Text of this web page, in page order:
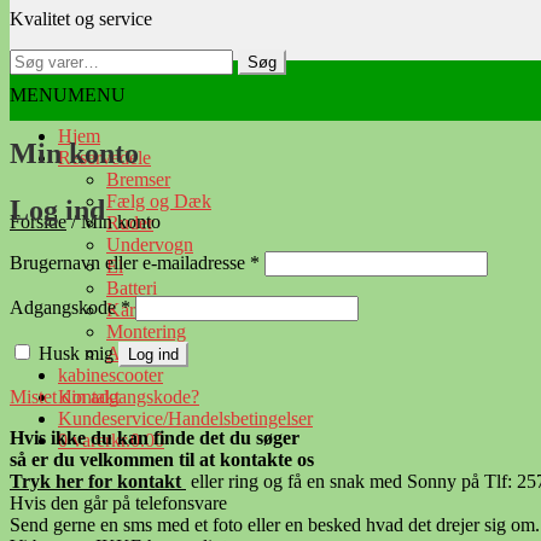
navigation
indhold
Kvalitet og service
Søg
efter:
Søg
MENUMENU
Hjem
Reservedele
Bremser
Fælg og Dæk
Ruder
Undervogn
El
Batteri
Karosseri
Montering
Alle vare
kabinescooter
Kontakt
Kundeservice/Handelsbetingelser
0 varerkr.0.00
Forside/Min konto
Min konto
Log ind
Brugernavn eller e-mailadresse *
Adgangskode*Påkrævet
Husk mig Log ind
Mistet din adgangskode?
Hvis ikke du kan finde det du søger
så er du velkommen til at kontakte os
Tryk her for kontakt eller ring og få en snak med Sonny på Tlf:
Hvis den går på telefonsvare
Send gerne en sms med et foto eller en besked hvad det drejer sig om.